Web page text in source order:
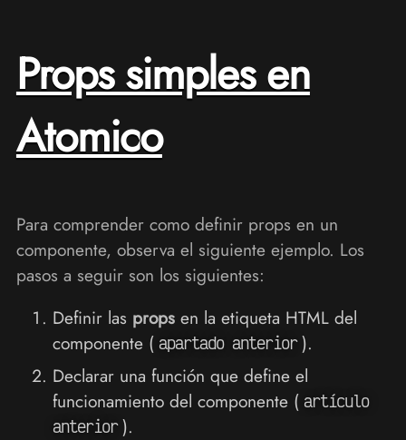
Props simples en
Atomico
Para comprender como definir props en un
componente, observa el siguiente ejemplo. Los
pasos a seguir son los siguientes:
Definir las propsen la etiqueta HTML del
componente ( apartado anterior ).
Declarar una función que define el
funcionamiento del componente ( artículo
anterior ).